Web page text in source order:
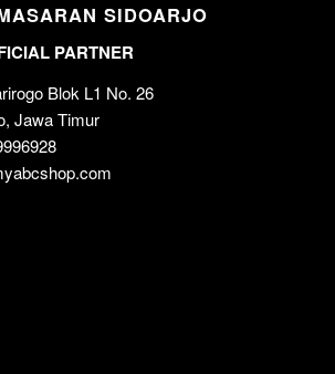
SIDOARJO
PARTNER
Blok L1 No. 26
Jawa Timur